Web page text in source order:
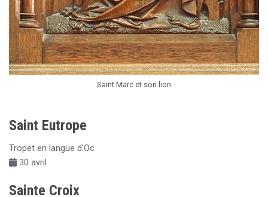
Saint Marc et son lion
Saint Eutrope
Tropet en langue d’Oc
30 avril
Sainte Croix